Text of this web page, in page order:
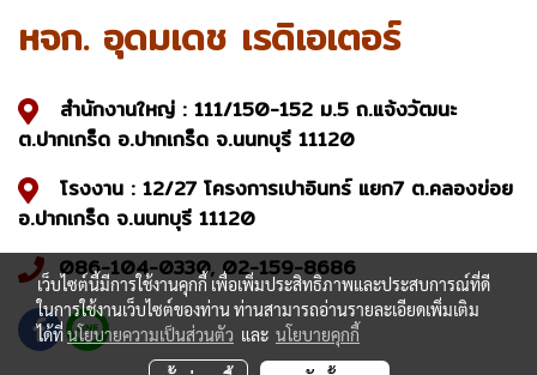
หจก. อุดมเดช เรดิเอเตอร์
สำนักงานใหญ่ : 111/150-152 ม.5 ถ.แจ้งวัฒนะ
ต.ปากเกร็ด อ.ปากเกร็ด จ.นนทบุรี 11120
โรงงาน : 12/27 โครงการเปาอินทร์ แยก7 ต.คลองข่อย
อ.ปากเกร็ด จ.นนทบุรี 11120
086-104-0330, 02-159-8686
เว็บไซต์นี้มีการใช้งานคุกกี้ เพื่อเพิ่มประสิทธิภาพและประสบการณ์ที่ดี
ในการใช้งานเว็บไซต์ของท่าน ท่านสามารถอ่านรายละเอียดเพิ่มเติม
ได้ที่นโยบายความเป็นส่วนตัว และ นโยบายคุกกี้